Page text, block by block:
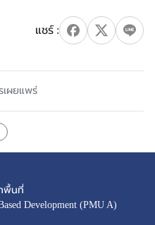
เผยแพร่
พื้นที่
Development (PMU A)